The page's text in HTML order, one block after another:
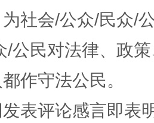
社会/公众/民众/
/公民对法律、政
作守法公民。
表评论感言即表